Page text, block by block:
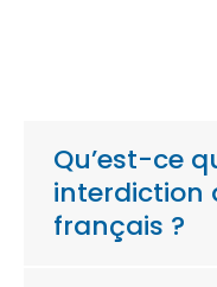
Qu’est-ce
interdiction
français ?